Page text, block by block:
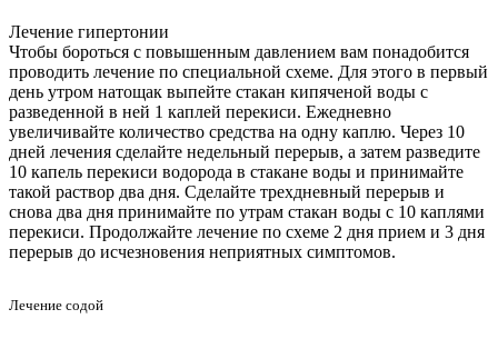
Лечение гипертонии
Чтобы бороться с повышенным давлением вам понадобится
проводить лечение по специальной схеме. Для этого в первый
день утром натощак выпейте стакан кипяченой воды с
разведенной в ней 1 каплей перекиси. Ежедневно
увеличивайте количество средства на одну каплю. Через 10
дней лечения сделайте недельный перерыв, а затем разведите
10 капель перекиси водорода в стакане воды и принимайте
такой раствор два дня. Сделайте трехдневный перерыв и
снова два дня принимайте по утрам стакан воды с 10 каплями
перекиси. Продолжайте лечение по схеме 2 дня прием и 3 дня
перерыв до исчезновения неприятных симптомов.
Лечение содой